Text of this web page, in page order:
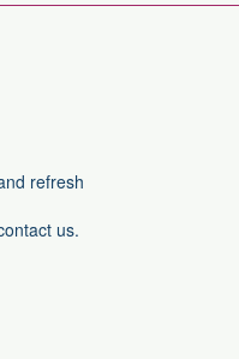
refresh
us.